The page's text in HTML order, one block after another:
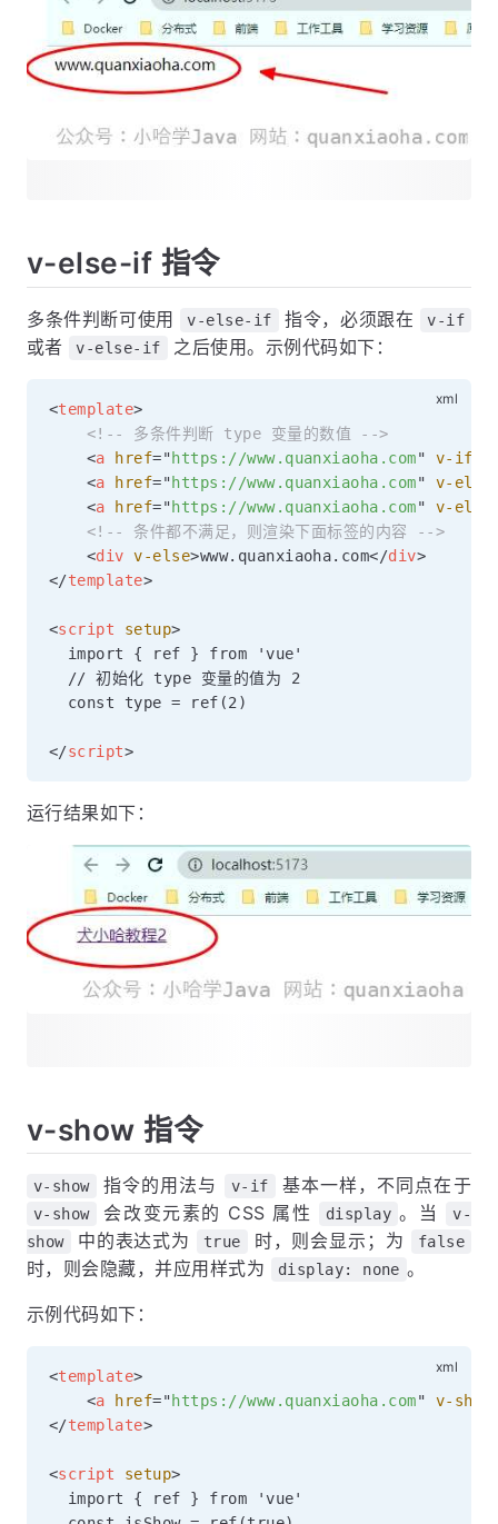
v-else-if 指令
多条件判断可使用 v-else-if 指令，必须跟在 v-if
或者 v-else-if 之后使用。示例代码如下：
<template>
<!-- 多条件判断 type 变量的数值 -->
<a href="https://www.quanxiaoha.com" v-if
<a href="https://www.quanxiaoha.com"
v-
<a href="https://www.quanxiaoha.com"
v-
<!-- 条件都不满足，则渲染下面标签的内容 -->
<div v-else>www.quanxiaoha.com</div>
</template>
<script setup>
  import { ref } from 'vue'
  // 初始化 type 变量的值为 2
  const type = ref(2)
</script>
运行结果如下：
v-show 指令
v-show 指令的用法与 v-if 基本一样，不同点在于
v-show 会改变元素的 CSS 属性 display 。当
v-
show
中的表达式为 true 时，则会显示；为 false
时，则会隐藏，并应用样式为 display: none 。
示例代码如下：
<template>
<a href="https://www.quanxiaoha.com" v-show
</template>
<script setup>
  import { ref } from 'vue'